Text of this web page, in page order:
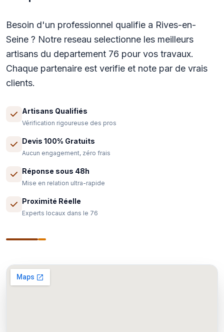
Besoin d'un professionnel qualifie a Rives-en-
Seine ? Notre reseau selectionne les meilleurs
artisans du departement 76 pour vos travaux.
Chaque partenaire est verifie et note par de vrais
clients.
Artisans Qualifiés
Vérification rigoureuse des pros
Devis 100% Gratuits
Aucun engagement, zéro frais
Réponse sous 48h
Mise en relation ultra-rapide
Proximité Réelle
Experts locaux dans le 76